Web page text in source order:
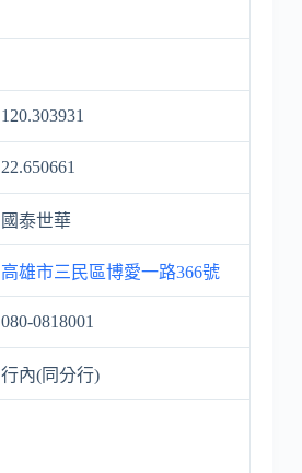
120.303931
22.650661
國泰世華
高雄市三民區博愛一路366號
080-0818001
行內(同分行)